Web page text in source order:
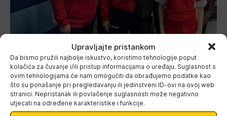
Upravljajte pristankom
Da bismo pružili najbolje iskustvo, koristimo tehnologije poput
kolačića za čuvanje i/ili pristup informacijama o uređaju. Suglasnost s
ovim tehnologijama će nam omogućiti da obrađujemo podatke kao
što su ponašanje pri pregledavanju ili jedinstveni ID-ovi na ovoj web
stranici. Nepristanak ili povlačenje suglasnosti može negativno
utjecati na određene karakteristike i funkcije.